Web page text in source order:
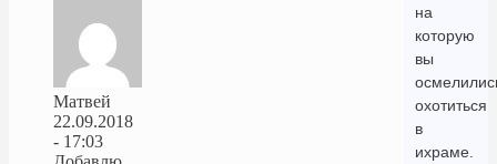
на
которую
вы
охотиться
в
ихраме.
Матвей
22.09.2018
- 17:03